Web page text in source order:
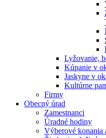
Lyžovanie,
Kúpanie v
Jaskyne v
Kultúrne
Firmy
Obecný úrad
Zamestnanci
Úradné hodiny
Výberové konania